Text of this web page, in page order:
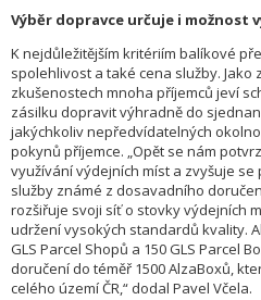
Výběr dopravce určuje i možnost
K nejdůležitějším kritériím balíkové
spolehlivost a také cena služby. Jako
zkušenostech mnoha příjemců jeví
zásilku dopravit výhradně do
jakýchkoliv nepředvídatelných
pokynů příjemce. „Opět se nám
využívání výdejních míst a zvyšuje
služby známé z dosavadního
rozšiřuje svoji síť o stovky výdejních
udržení vysokých standardů kvality.
GLS Parcel Shopů a 150 GLS Parcel
doručení do téměř 1500 AlzaBoxů,
celého území ČR,“ dodal Pavel Včela.